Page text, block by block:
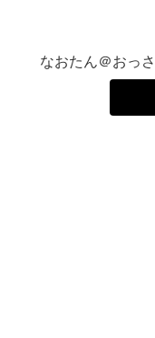
なおたん＠おっ